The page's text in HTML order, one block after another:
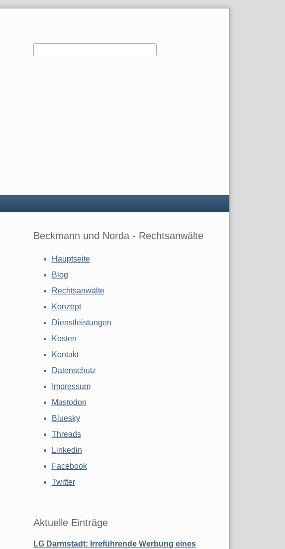
Beckmann und Norda - Rechtsanwälte
Hauptseite
Blog
Rechtsanwälte
Konzept
Dienstleistungen
Kosten
Kontakt
Datenschutz
Impressum
Mastodon
Bluesky
Threads
Linkedin
Facebook
Twitter
Aktuelle Einträge
LG Darmstadt: Irreführende Werbung eines